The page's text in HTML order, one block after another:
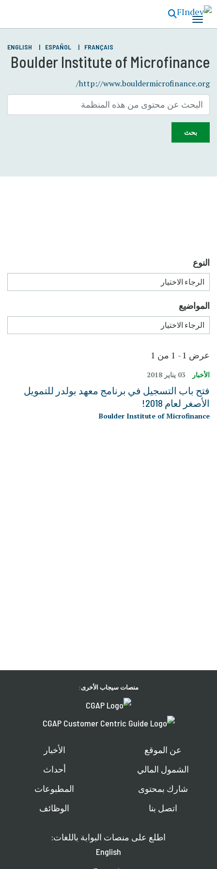
الرئيسي
Boulder Institute of Microfinance
http://www.bouldermicrofinance.org/
FRANÇAIS
ESPAÑOL
ENGLISH
بحث
عرض 1 - 1 من 1
الأخبار 03 يناير 2018
فتح باب التسجيل في برنامج معهد بولدر للتمويل
الأصغر لعام 2018!
Boulder Institute of Microfinance
النوع
المواضيع
منصات سيجاب الأخرى:
عن الموقع
الشمول المالي
شارك بمحتوى
اتصل بنا
الأخبار
أحداث
المطبوعات
الوظائف
اطلع على منصات البوابة باللغات:
English